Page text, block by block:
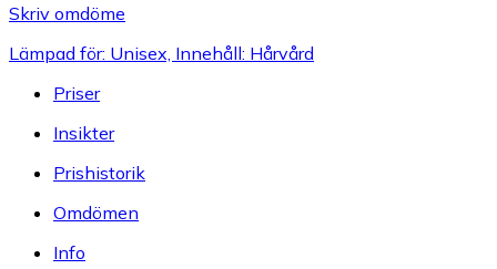
Skriv omdöme
Lämpad för: Unisex, Innehåll: Hårvård
Priser
Insikter
Prishistorik
Omdömen
Info